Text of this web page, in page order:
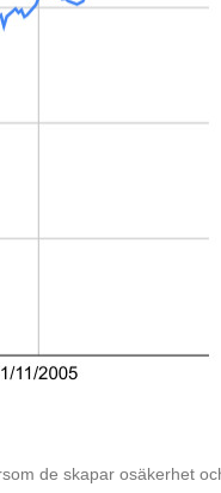
de skapar osäkerhet